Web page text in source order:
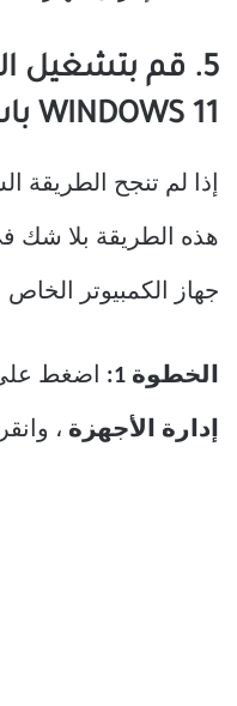
5. قم بتشغيل
WINDOWS 11 باستخدام مدير الجهاز
إذا لم تنجح
جهاز الكمبيوتر
الخطوة 1: اضغط
إدارة الأجهزة ،